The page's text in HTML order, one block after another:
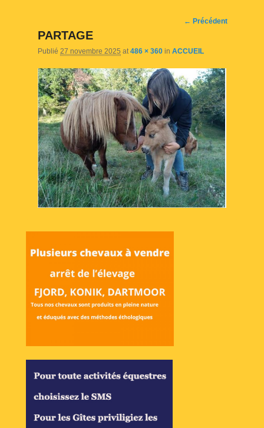
Navigation
← Précédent
PARTAGE
Publié 27 novembre 2025 at 486 × 360 in ACCUEIL